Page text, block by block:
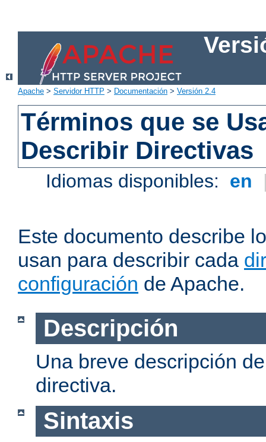
Apache > Servidor HTTP > Documentación > Versión 2.4
Términos que se
Describir Directivas
Idiomas disponibles: en
Este documento describe
usan para describir cada
configuración de Apache.
Descripción
Una breve descripción
directiva.
Sintaxis